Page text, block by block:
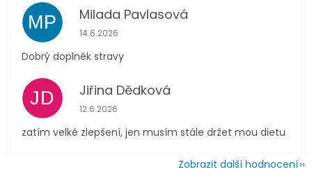
MP Milada Pavlasová
Hodnocení obchodu je 5 z 5 hvězdiček.
14.6.2026
Dobrý doplněk stravy
JD Jiřina Dědková
Hodnocení obchodu je 4 z 5 hvězdiček.
12.6.2026
zatím velké zlepšení, jen musím stále držet mou dietu
Zobrazit další hodnocení